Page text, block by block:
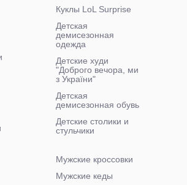
Куклы LoL Surprise
Детская
демисезонная
одежда
Детские худи
"Доброго вечора, ми
з України"
Детская
демисезонная обувь
Детские столики и
стульчики
Мужские кроссовки
Мужские кеды